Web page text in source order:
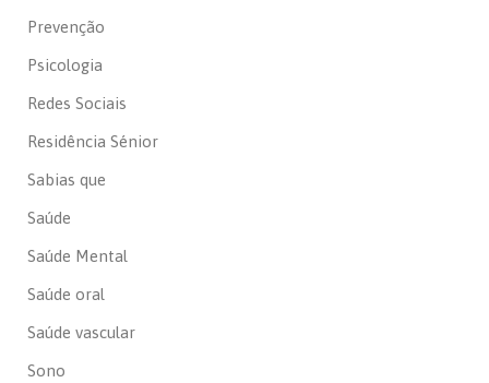
Prevenção
Psicologia
Redes Sociais
Residência Sénior
Sabias que
Saúde
Saúde Mental
Saúde oral
Saúde vascular
Sono